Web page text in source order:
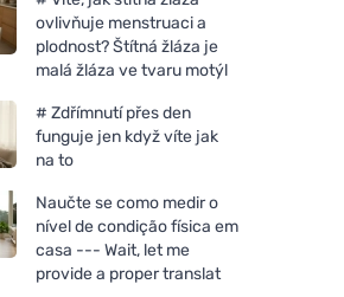
ovlivňuje menstruaci a
plodnost? Štítná žláza je
malá žláza ve tvaru motýl
# Zdřímnutí přes den
funguje jen když víte jak
na to
Naučte se como medir o
nível de condição física em
casa --- Wait, let me
provide a proper translat